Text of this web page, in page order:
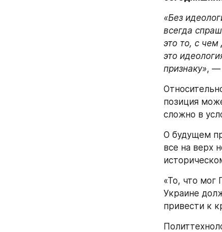
«Без
всегда
это то, с
это
признаку», —
позиция
сложно в
О будущем
все на верх
«То, что мог
Украине
привести к